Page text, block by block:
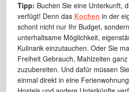
Tipp: Buchen Sie eine Unterkunft,
verfügt! Denn das Kochen in der
schont nicht nur Ihr Budget,
unterhaltsame Möglichkeit,
Kulinarik einzutauchen. Oder Sie
Freiheit Gebrauch, Mahlzeiten
zuzubereiten. Und dafür müssen
einmal direkt in eine